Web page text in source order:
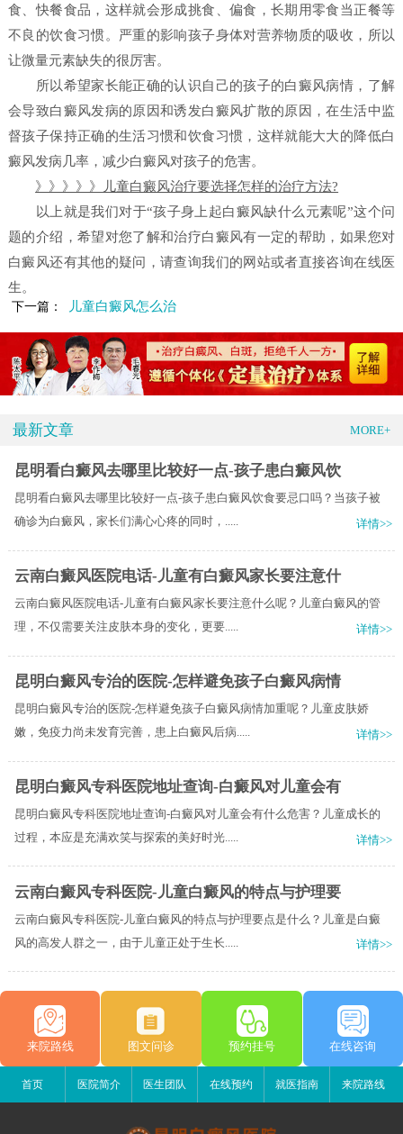
食、快餐食品，这样就会形成挑食、偏食，长期用零食当正餐等
不良的饮食习惯。严重的影响孩子身体对营养物质的吸收，所以
让微量元素缺失的很厉害。
所以希望家长能正确的认识自己的孩子的白癜风病情，了解
会导致白癜风发病的原因和诱发白癜风扩散的原因，在生活中监
督孩子保持正确的生活习惯和饮食习惯，这样就能大大的降低白
癜风发病几率，减少白癜风对孩子的危害。
》》》》》儿童白癜风治疗要选择怎样的治疗方法?
以上就是我们对于“孩子身上起白癜风缺什么元素呢”这个问
题的介绍，希望对您了解和治疗白癜风有一定的帮助，如果您对
白癜风还有其他的疑问，请查询我们的网站或者直接咨询在线医
生。
下一篇： 儿童白癜风怎么治
最新文章 MORE+
昆明看白癜风去哪里比较好一点-孩子患白癜风饮
昆明看白癜风去哪里比较好一点-孩子患白癜风饮食要忌口吗？当孩子被
确诊为白癜风，家长们满心心疼的同时，.....
详情>>
云南白癜风医院电话-儿童有白癜风家长要注意什
云南白癜风医院电话-儿童有白癜风家长要注意什么呢？儿童白癜风的管
理，不仅需要关注皮肤本身的变化，更要.....
详情>>
昆明白癜风专治的医院-怎样避免孩子白癜风病情
昆明白癜风专治的医院-怎样避免孩子白癜风病情加重呢？儿童皮肤娇
嫩，免疫力尚未发育完善，患上白癜风后病.....
详情>>
昆明白癜风专科医院地址查询-白癜风对儿童会有
昆明白癜风专科医院地址查询-白癜风对儿童会有什么危害？儿童成长的
过程，本应是充满欢笑与探索的美好时光.....
详情>>
云南白癜风专科医院-儿童白癜风的特点与护理要
云南白癜风专科医院-儿童白癜风的特点与护理要点是什么？儿童是白癜
风的高发人群之一，由于儿童正处于生长.....
详情>>
来院路线 图文问诊 预约挂号 在线咨询
首页 医院简介 医生团队 在线预约 就医指南 来院路线